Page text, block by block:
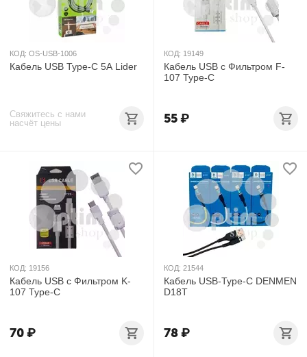
КОД: OS-USB-1006
Кабель USB Type-C 5А Lider
Свяжитесь с нами
насчёт цены
КОД: 19149
Кабель USB с Фильтром F-
107 Type-C
55₽
КОД: 19156
Кабель USB с Фильтром K-
107 Type-C
70₽
КОД: 21544
Кабель USB-Type-C DENMEN
D18T
78₽